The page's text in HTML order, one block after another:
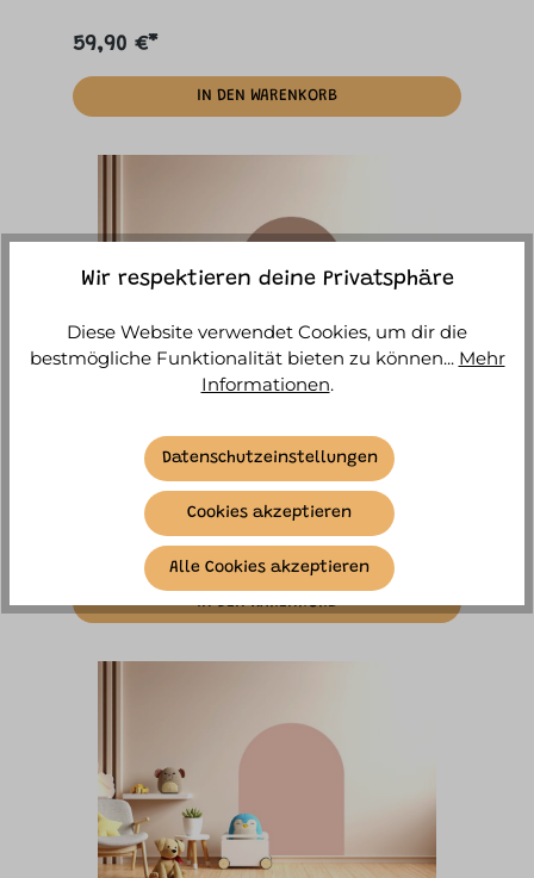
59,90 €*
IN DEN WARENKORB
Mocha Cream
Sofort verfügbar, Lieferzeit: 1-3 Tage
59,90 €*
IN DEN WARENKORB
Wir respektieren deine Privatsphäre
Diese Website verwendet Cookies, um dir die
bestmögliche Funktionalität bieten zu können... Mehr
Informationen.
Datenschutzeinstellungen
Cookies akzeptieren
Alle Cookies akzeptieren